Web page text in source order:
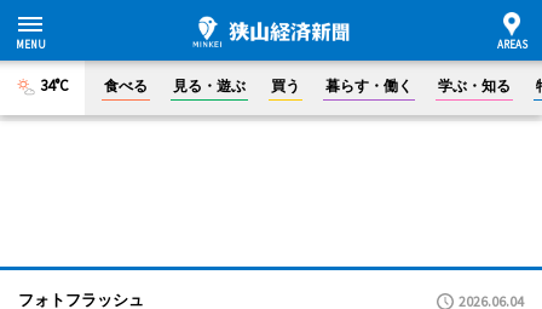
34°C 食べる 見る・遊ぶ 買う 暮らす・働く 学ぶ・知る
フォトフラッシュ 2026.06.04